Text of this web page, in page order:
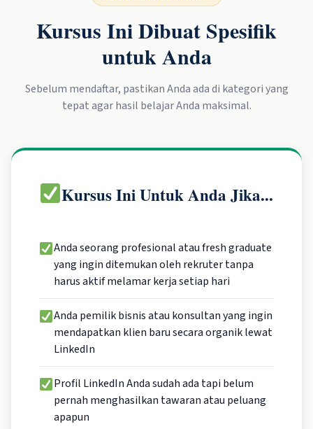
Kursus Ini Dibuat Spesifik
untuk Anda
Sebelum mendaftar, pastikan Anda ada di kategori yang
tepat agar hasil belajar Anda maksimal.
Kursus Ini Untuk Anda Jika...
Anda seorang profesional atau fresh graduate
yang ingin ditemukan oleh rekruter tanpa
harus aktif melamar kerja setiap hari
Anda pemilik bisnis atau konsultan yang ingin
mendapatkan klien baru secara organik lewat
LinkedIn
Profil LinkedIn Anda sudah ada tapi belum
pernah menghasilkan tawaran atau peluang
apapun